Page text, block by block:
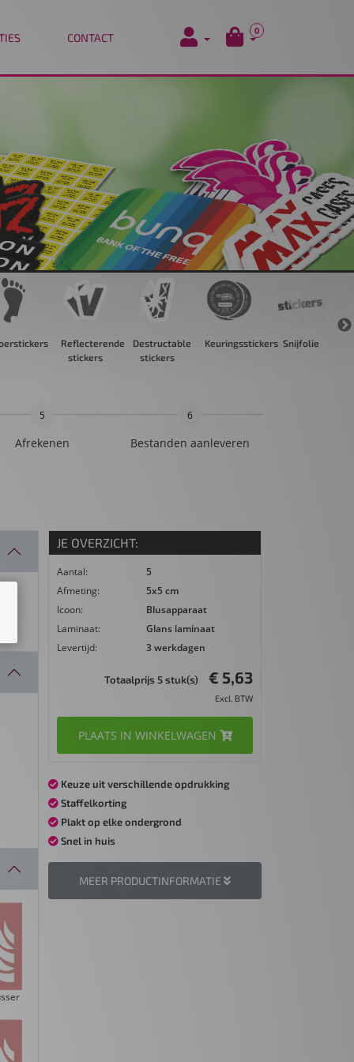
CONTACT
0
Destructable
stickers
Keuringsstickers Snijfolie
Groot
5
Afrekenen
6
Bestanden aanleveren
JE OVERZICHT:
Aantal:
5
Afmeting:
5x5 cm
Icoon:
Blusapparaat
Laminaat:
Glans laminaat
Levertijd:
3 werkdagen
Totaalprijs 5 stuk(s) € 5,63
Excl. BTW
PLAATS IN WINKELWAGEN
Keuze uit verschillende opdrukking
Staffelkorting
Plakt op elke ondergrond
Snel in huis
MEER PRODUCTINFORMATIE